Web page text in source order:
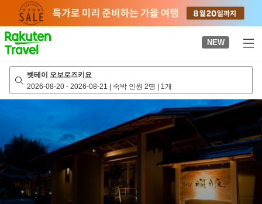
page
NEW
벳테이 오보로즈키요
2026-08-20 - 2026-08-21 | 숙박 인원 2명 | 1개